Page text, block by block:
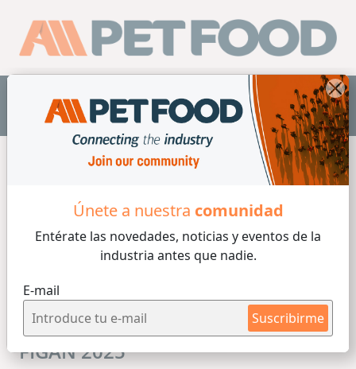
Únete a nuestra comunidad
Entérate las novedades, noticias y eventos de la
industria antes que nadie.
E-mail
Suscribirme
ES
FIGAN 2025